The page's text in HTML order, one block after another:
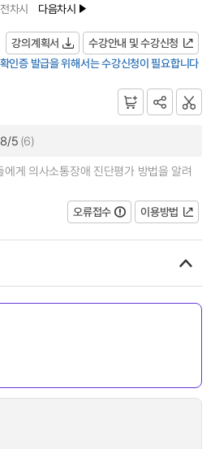
차시 다음차시
강의계획서
수강안내 및 수강신청
인증 발급을 위해서는 수강신청이 필요합니다
5 (6)
게 의사소통장애 진단평가 방법을 알려
오류접수
이용방법